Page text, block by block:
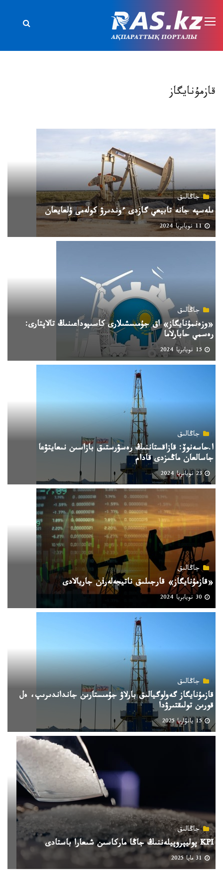
قازمۇنايگاز
جاڭالىق
ىلەسپە جانە تابيعي گازدى ءوندىرۋ كولەمى ۇلعايعان
11 نويابريا 2024
جاڭالىق
«وزەنمۇنايگاز» اق جۇمىسشىلارى كاسىپوداعىنىڭ تالاپتارى:
رەسمي حابارلاما
جاڭالىق
ا.حاسەنوۆ: قازاقستاننىڭ رەسۋرستىق بازاسىن نىعايتۋعا
جاسالعان ماڭىزدى قادام
23 نويابريا 2024
جاڭالىق
«قازمۇنايگاز» قارجىلىق ناتيجەلەرiن جاريالادى
جاڭالىق
قازمۇنايگاز گەولوگيالىق بارلاۋ جۇمىستارىن جانداندىرىپ، ەل
قورىن تولىقتىرۋدا
15 يانۆاريا 2025
جاڭالىق
KPI پوليپروپيلەننىڭ جاڭا ماركاسىن شىعارا باستادى